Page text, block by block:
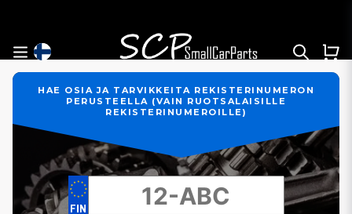
HAE OSIA JA TARVIKKEITA REKISTERINUMERON
PERUSTEELLA (VAIN RUOTSALAISILLE
REKISTERINUMEROILLE)